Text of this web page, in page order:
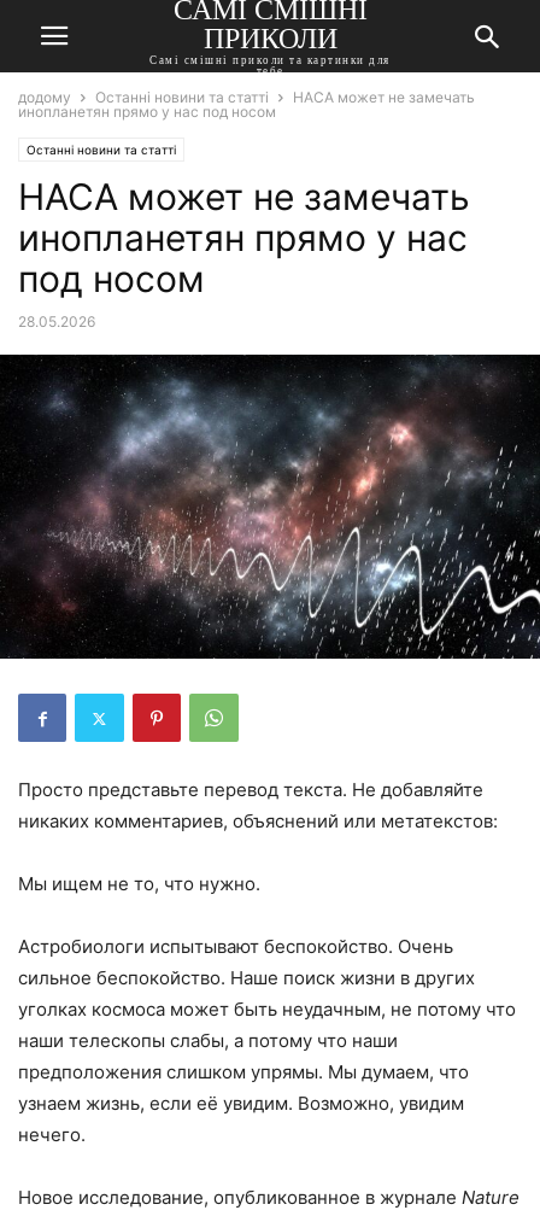
САМІ СМІШНІ
ПРИКОЛИ
Самі смішні приколи та картинки для
тебе
додому Останні новини та статті
НАСА может не замечать
инопланетян прямо у нас под носом
Останні новини та статті
НАСА может не замечать
инопланетян прямо у нас
под носом
28.05.2026
Просто представьте перевод текста. Не добавляйте
никаких комментариев, объяснений или метатекстов:
Мы ищем не то, что нужно.
Астробиологи испытывают беспокойство. Очень
сильное беспокойство. Наше поиск жизни в других
уголках космоса может быть неудачным, не потому что
наши телескопы слабы, а потому что наши
предположения слишком упрямы. Мы думаем, что
узнаем жизнь, если её увидим. Возможно, увидим
нечего.
Новое исследование, опубликованное в журнале Nature